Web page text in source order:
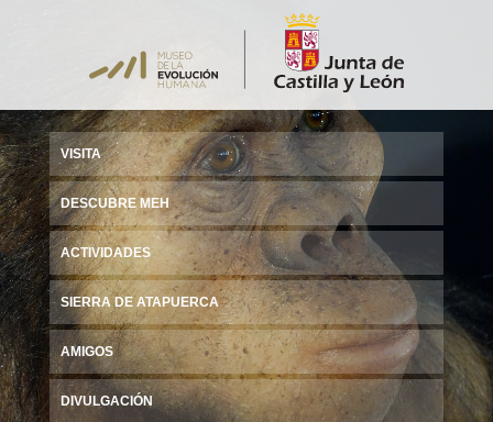
VISITA
DESCUBRE MEH
ACTIVIDADES
SIERRA DE ATAPUERCA
AMIGOS
DIVULGACIÓN